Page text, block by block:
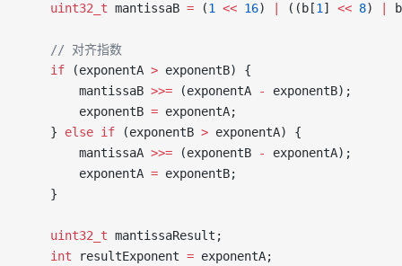
    uint32_t
mantissaB = (1 << 16) ((b[1] << 8)
    // 对齐指数
    if
(exponentA > exponentB) {
        mantissaB
>>= (exponentA -
exponentB);
        exponentB
= exponentA;
    }
else if (exponentB > exponentA) {
        mantissaA
>>= (exponentB -
exponentA);
        exponentA
= exponentB;
    }
    uint32_t
mantissaResult;
    int
resultExponent = exponentA;